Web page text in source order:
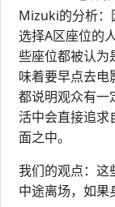
Mizuki的分析：
选择A区座位的
些座位都被认为
味着要早点去电
都说明观众有一
活中会直接追求
面之中。
我们的观点：这
中途离场，如果